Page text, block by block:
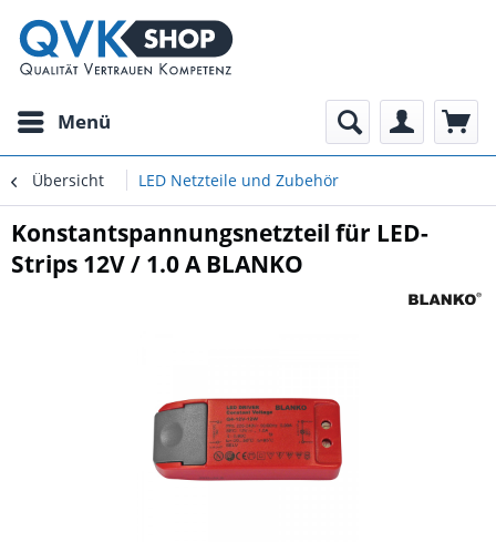
Menü
Übersicht LED Netzteile und Zubehör
Konstantspannungsnetzteil für LED-
Strips 12V / 1.0 A BLANKO